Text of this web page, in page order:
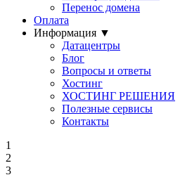
Перенос домена
Оплата
Информация ▼
Датацентры
Блог
Вопросы и ответы
Хостинг
ХОСТИНГ РЕШЕНИЯ
Полезные сервисы
Контакты
1
2
3